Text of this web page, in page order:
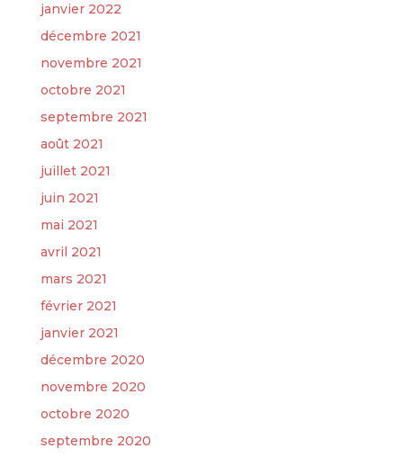
janvier 2022
décembre 2021
novembre 2021
octobre 2021
septembre 2021
août 2021
juillet 2021
juin 2021
mai 2021
avril 2021
mars 2021
février 2021
janvier 2021
décembre 2020
novembre 2020
octobre 2020
septembre 2020